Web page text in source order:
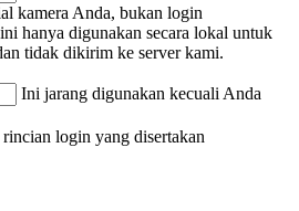
kamera Anda, bukan login
hanya digunakan secara lokal untuk
tidak dikirim ke server kami.
Ini jarang digunakan kecuali Anda
login yang disertakan